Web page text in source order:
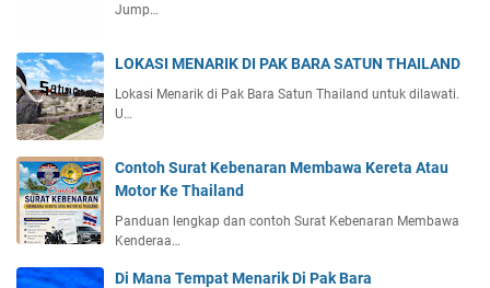
Jump…
LOKASI MENARIK DI PAK BARA SATUN THAILAND
Lokasi Menarik di Pak Bara Satun Thailand untuk dilawati.
U…
Contoh Surat Kebenaran Membawa Kereta Atau
Motor Ke Thailand
Panduan lengkap dan contoh Surat Kebenaran Membawa
Kenderaa…
Di Mana Tempat Menarik Di Pak Bara